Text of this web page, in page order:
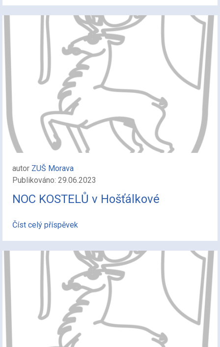
autor ZUŠ Morava
Publikováno: 29.06.2023
NOC KOSTELŮ v Hošťálkové
Číst celý příspěvek